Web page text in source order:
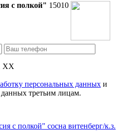
с полкой" 15010
XX
персональных данных и
данных третьим лицам.